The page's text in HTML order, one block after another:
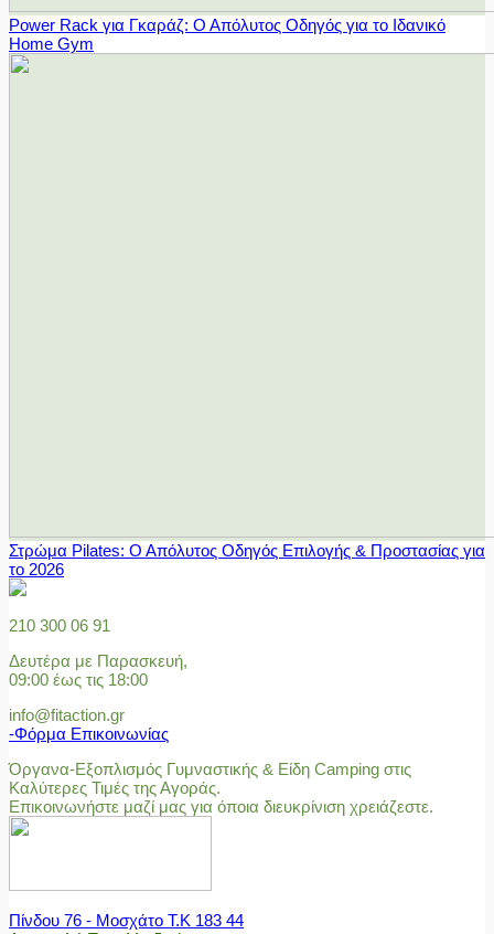
Power Rack για Γκαράζ: Ο Απόλυτος Οδηγός για το Ιδανικό
Home Gym
Στρώμα Pilates: Ο Απόλυτος Οδηγός Επιλογής & Προστασίας για
το 2026
210 300 06 91
Δευτέρα με Παρασκευή,
09:00 έως τις 18:00
info@fitaction.gr
-Φόρμα Επικοινωνίας
Όργανα-Εξοπλισμός Γυμναστικής & Είδη Camping στις
Καλύτερες Τιμές της Αγοράς.
Επικοινωνήστε μαζί μας για όποια διευκρίνιση χρειάζεστε.
Πίνδου 76 - Μοσχάτο Τ.Κ 183 44